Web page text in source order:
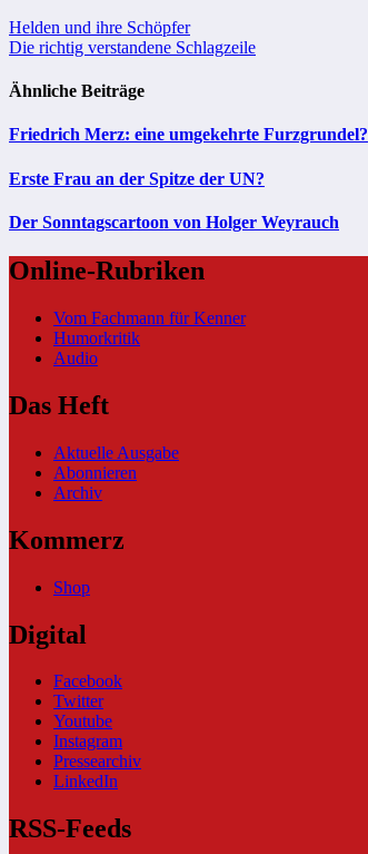
Beitragsnavigation
Helden und ihre Schöpfer
Die richtig verstandene Schlagzeile
Ähnliche Beiträge
Friedrich Merz: eine umgekehrte Furzgrundel?
Erste Frau an der Spitze der UN?
Der Sonntagscartoon von Holger Weyrauch
Online-Rubriken
Vom Fachmann für Kenner
Humorkritik
Audio
Das Heft
Aktuelle Ausgabe
Abonnieren
Archiv
Kommerz
Shop
Digital
Facebook
Twitter
Youtube
Instagram
Pressearchiv
LinkedIn
RSS-Feeds